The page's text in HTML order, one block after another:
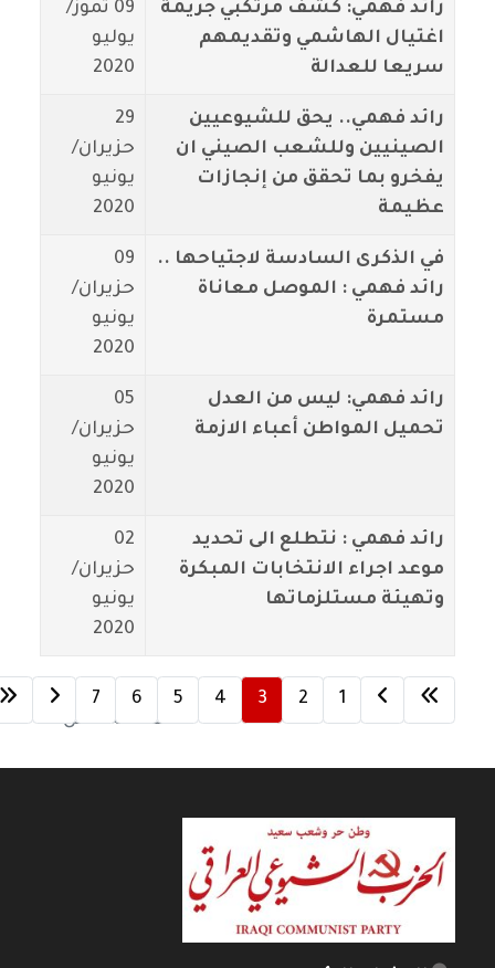
رائد فهمي: كشف مرتكبي جريمة
اغتيال الهاشمي وتقديمهم
سريعا للعدالة
09 تموز/
يوليو
2020
رائد فهمي.. يحق للشيوعيين
الصينيين وللشعب الصيني ان
يفخرو بما تحقق من إنجازات
عظيمة
29
حزيران/
يونيو
2020
في الذكرى السادسة لاجتياحها ..
رائد فهمي : الموصل معاناة
مستمرة
09
حزيران/
يونيو
2020
رائد فهمي: ليس من العدل
تحميل المواطن أعباء الازمة
05
حزيران/
يونيو
2020
رائد فهمي : نتطلع الى تحديد
موعد اجراء الانتخابات المبكرة
وتهيئة مستلزماتها
02
حزيران/
يونيو
2020
الصفحة 3 من 7
1
2
3
4
5
6
7